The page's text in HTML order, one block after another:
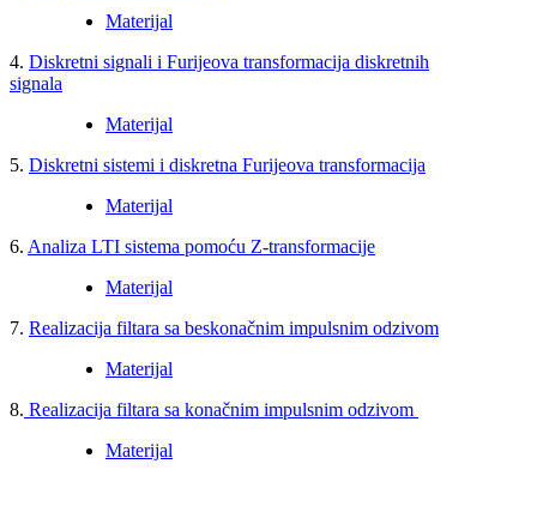
Materijal
4. Diskretni signali i Furijeova transformacija diskretnih
signala
Materijal
5. Diskretni sistemi i diskretna Furijeova transformacija
Materijal
6. Analiza LTI sistema pomoću Z-transformacije
Materijal
7. Realizacija filtara sa beskonačnim impulsnim odzivom
Materijal
8. Realizacija filtara sa konačnim impulsnim odzivom
Materijal